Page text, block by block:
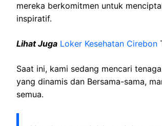
mereka berkomitmen untuk
inspiratif.
Lihat Juga Loker Kesehatan Cirebon
Saat ini, kami sedang mencari
yang dinamis dan Bersama-sama,
semua.